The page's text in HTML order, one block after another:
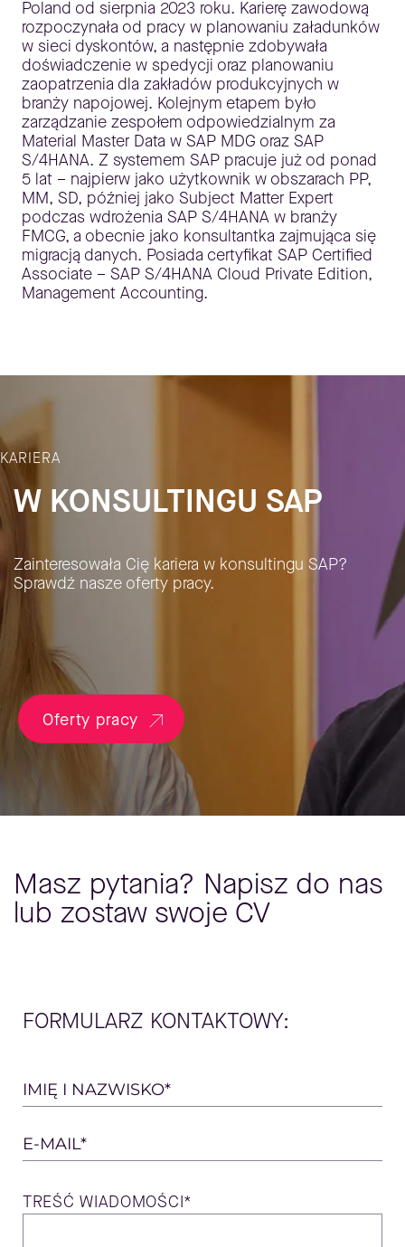
Poland od sierpnia 2023 roku. Karierę zawodową
rozpoczynała od pracy w planowaniu załadunków
w sieci dyskontów, a następnie zdobywała
doświadczenie w spedycji oraz planowaniu
zaopatrzenia dla zakładów produkcyjnych w
branży napojowej. Kolejnym etapem było
zarządzanie zespołem odpowiedzialnym za
Material Master Data w SAP MDG oraz SAP
S/4HANA. Z systemem SAP pracuje już od ponad
5 lat – najpierw jako użytkownik w obszarach PP,
MM, SD, później jako Subject Matter Expert
podczas wdrożenia SAP S/4HANA w branży
FMCG, a obecnie jako konsultantka zajmująca się
migracją danych. Posiada certyfikat SAP Certified
Associate – SAP S/4HANA Cloud Private Edition,
Management Accounting.
KARIERA
W KONSULTINGU SAP
Zainteresowała Cię kariera w konsultingu SAP?
Sprawdź nasze oferty pracy.
Oferty pracy
Masz pytania? Napisz do nas
lub zostaw swoje CV
FORMULARZ KONTAKTOWY:
Please
this
field
empty.
IMIĘ I NAZWISKO*
E-MAIL*
TREŚĆ WIADOMOŚCI*